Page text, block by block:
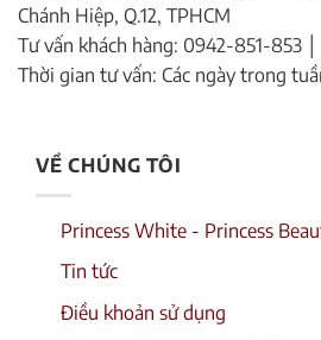
Chánh Hiệp, Q.12, TPHCM
Tư vấn khách hàng: 0942-851-853
Thời gian tư vấn: Các ngày trong
VỀ CHÚNG TÔI
Princess White - Princess
Tin tức
Điều khoản sử dụng